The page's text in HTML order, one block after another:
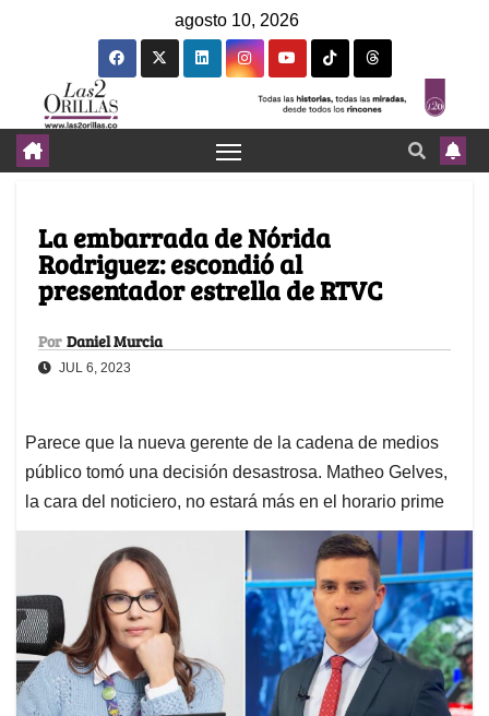
agosto 10, 2026
La embarrada de Nórida
Rodriguez: escondió al
presentador estrella de RTVC
Por Daniel Murcia
JUL 6, 2023
Parece que la nueva gerente de la cadena de medios
público tomó una decisión desastrosa. Matheo Gelves,
la cara del noticiero, no estará más en el horario prime